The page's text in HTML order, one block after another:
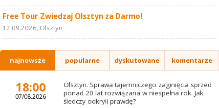
Free Tour Zwiedzaj Olsztyn za Darmo!
12.09.2026, Olsztyn
najnowsze popularne dyskutowane komentarze
18:00
07/08.2026
Olsztyn. Sprawa tajemniczego zaginięcia sprzed
ponad 20 lat rozwiązana w niespełna rok. Jak
śledczy odkryli prawdę?